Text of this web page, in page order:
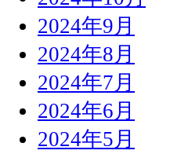
2024年9月
2024年8月
2024年7月
2024年6月
2024年5月